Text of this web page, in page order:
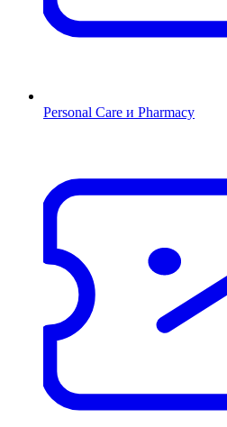
Personal Care и Pharmacy